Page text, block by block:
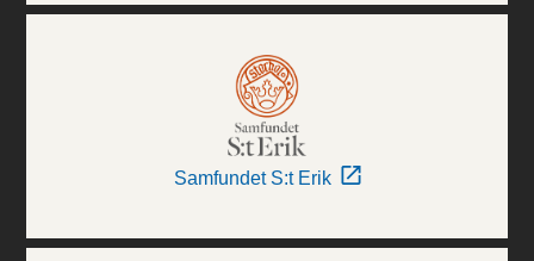
Samfundet S:t Erik